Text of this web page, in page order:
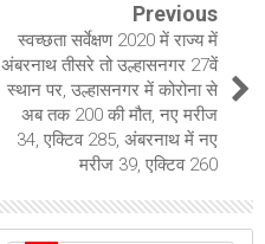
Previous
स्वच्छता सर्वेक्षण 2020 में राज्य में
अंबरनाथ तीसरे तो उल्हासनगर 27वें
स्थान पर, उल्हासनगर में कोरोना से
अब तक 200 की मौत, नए मरीज
34, एक्टिव 285, अंबरनाथ में नए
मरीज 39, एक्टिव 260